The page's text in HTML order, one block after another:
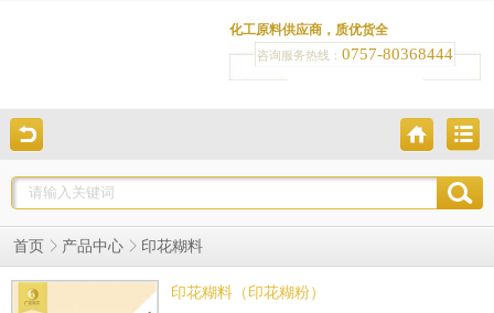
化工原料供应商，质优货全
咨询服务热线： 0757-80368444
首页 产品中心 印花糊料
印花糊料（印花糊粉）